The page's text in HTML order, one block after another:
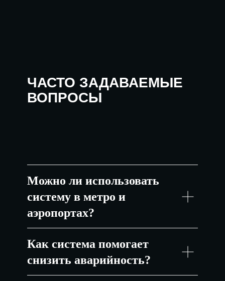
ЧАСТО ЗАДАВАЕМЫЕ
ВОПРОСЫ
Можно ли использовать
систему в метро и
аэропортах?
Как система помогает
снизить аварийность?